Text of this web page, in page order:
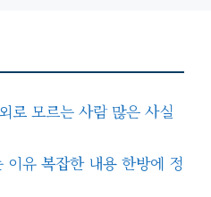
로 모르는 사람 많은 사실
이유 복잡한 내용 한방에 정